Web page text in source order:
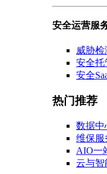
安全运营服
威胁
安全托
安全
热门推荐
数据中
维保服
AIO一
云与智